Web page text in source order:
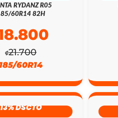
RYDANZ R05
60R14 82H
₡21.700
185/60R14
13% DSCTO